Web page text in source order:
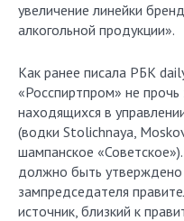
увеличение линейки
алкогольной продукции».
Как ранее писала РБК
«Росспиртпром» не
находящихся в
(водки Stolichnaya,
шампанское
должно быть
зампредседателя
источник, близкий к